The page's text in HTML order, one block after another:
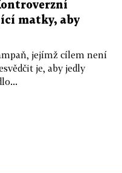
matky, aby
jejímž cílem není
je, aby jedly